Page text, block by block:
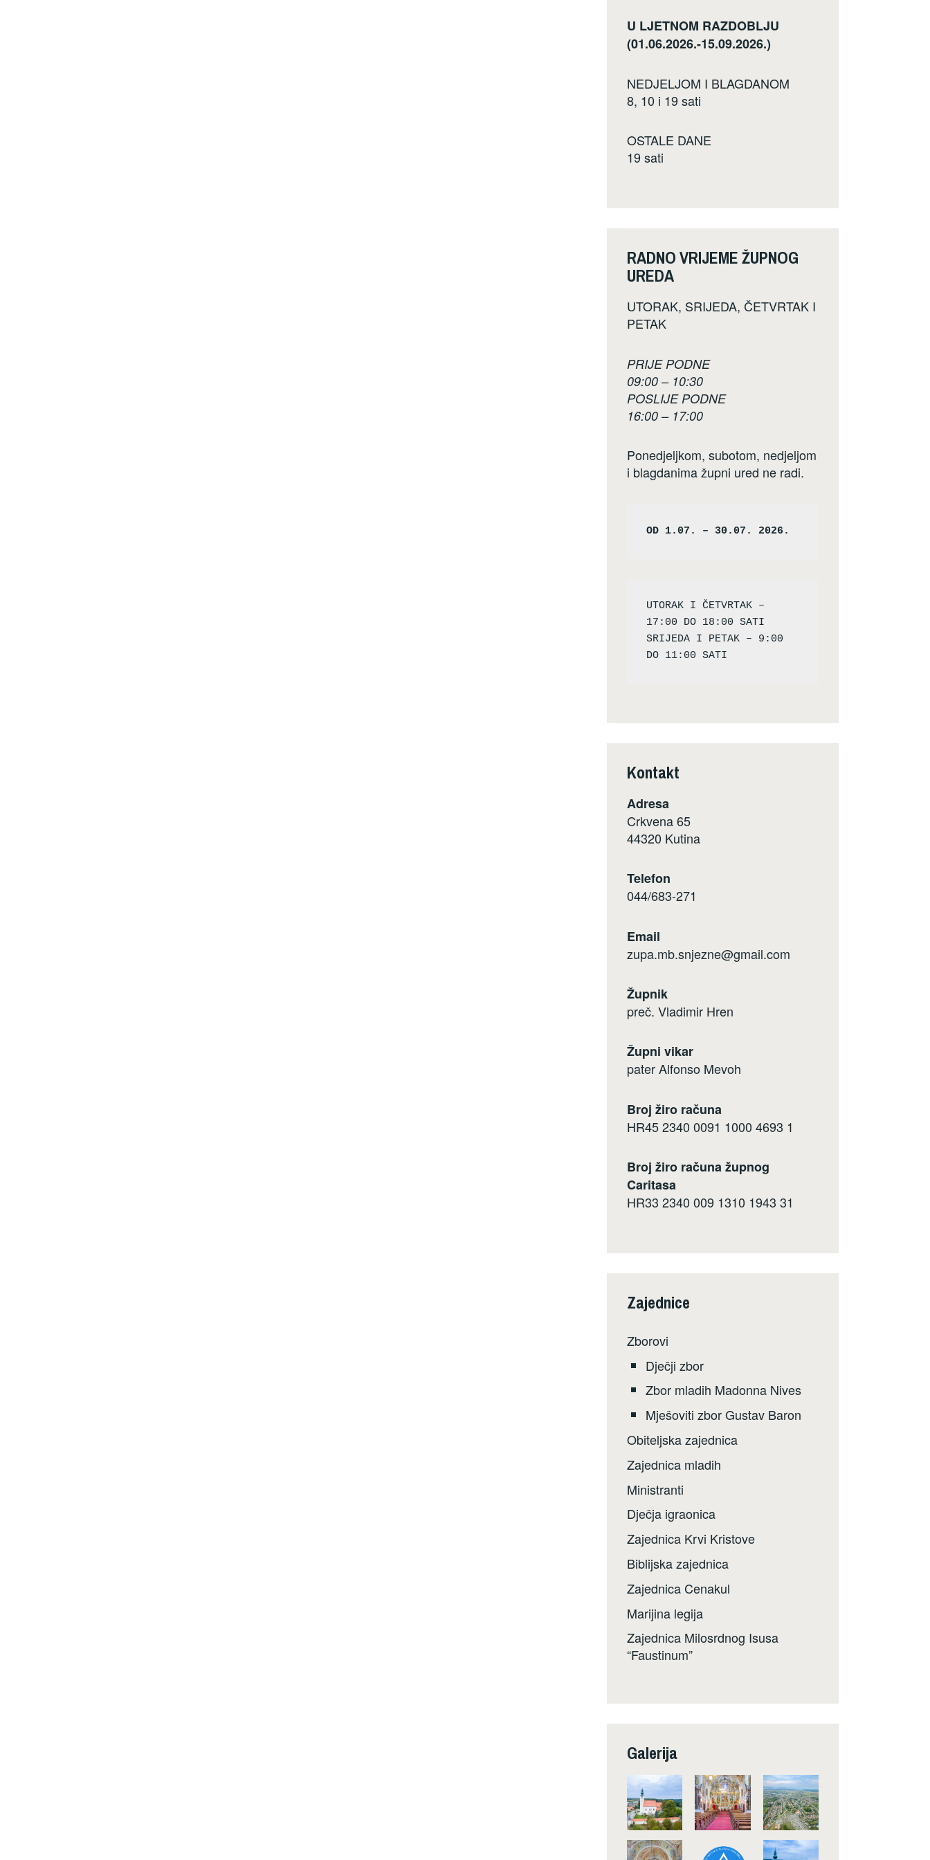
U LJETNOM RAZDOBLJU
(01.06.2026.-15.09.2026.)
NEDJELJOM I BLAGDANOM
8, 10 i 19 sati
OSTALE DANE
19 sati
RADNO VRIJEME ŽUPNOG
UREDA
UTORAK, SRIJEDA, ČETVRTAK I
PETAK
PRIJE PODNE
09:00 – 10:30
POSLIJE PODNE
16:00 – 17:00
Ponedjeljkom, subotom, nedjeljom
i blagdanima župni ured ne radi.
OD 1.07. – 30.07. 2026.
UTORAK I ČETVRTAK –
17:00 DO 18:00 SATI
SRIJEDA I PETAK – 9:00
Kontakt
Adresa
Crkvena 65
44320 Kutina
Telefon
044/683-271
Email
zupa.mb.snjezne@gmail.com
Župnik
preč. Vladimir Hren
Župni vikar
pater Alfonso Mevoh
Broj žiro računa
HR45 2340 0091 1000 4693 1
Broj žiro računa župnog
Caritasa
HR33 2340 009 1310 1943 31
Zajednice
Zborovi
Dječji zbor
Zbor mladih Madonna Nives
Mješoviti zbor Gustav Baron
Obiteljska zajednica
Zajednica mladih
Ministranti
Dječja igraonica
Zajednica Krvi Kristove
Biblijska zajednica
Zajednica Cenakul
Marijina legija
Zajednica Milosrdnog Isusa
“Faustinum”
Galerija